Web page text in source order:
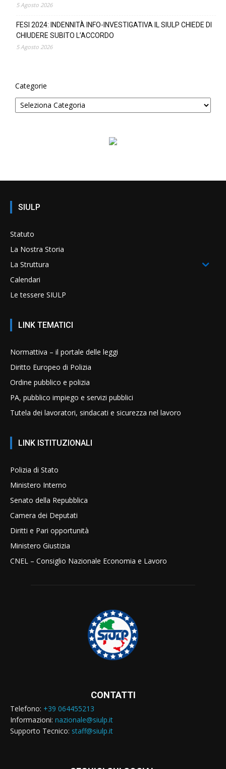
5 Agosto 2026
FESI 2024: INDENNITÀ INFO-INVESTIGATIVA IL SIULP CHIEDE DI
CHIUDERE SUBITO L’ACCORDO
5 Agosto 2026
Categorie
SIULP
Statuto
La Nostra Storia
La Struttura
Calendari
Le tessere SIULP
LINK TEMATICI
Normattiva – il portale delle leggi
Diritto Europeo di Polizia
Ordine pubblico e polizia
PA, pubblico impiego e servizi pubblici
Tutela dei lavoratori, sindacati e sicurezza nel lavoro
LINK ISTITUZIONALI
Polizia di Stato
Ministero Interno
Senato della Repubblica
Camera dei Deputati
Diritti e Pari opportunità
Ministero Giustizia
CNEL – Consiglio Nazionale Economia e Lavoro
CONTATTI
Telefono: +39 064455213
Informazioni: nazionale@siulp.it
Supporto Tecnico: staff@siulp.it